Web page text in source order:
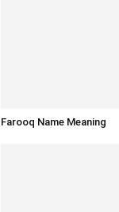
Farooq Name Meaning